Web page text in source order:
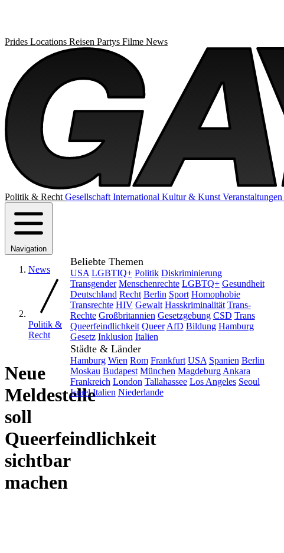
Prides Locations Reisen Partys Filme News
Politik & Recht Gesellschaft International Kultur & Kunst Veranstaltungen
Navigation
News
Politik &
Recht
Neue
Meldestelle
soll
Queerfeindlichkeit
sichtbar
machen
Beliebte Themen
USA LGBTIQ+ Politik Diskriminierung
Transgender Menschenrechte LGBTQ+ Gesundheit
Deutschland Recht Berlin Sport Homophobie
Transrechte HIV Gewalt Hasskriminalität Trans-
Rechte Großbritannien Gesetzgebung CSD Trans
Queerfeindlichkeit Queer AfD Bildung Hamburg
Gesetz Inklusion Italien
Städte & Länder
Hamburg Wien Rom Frankfurt USA Spanien Berlin
Moskau Budapest München Magdeburg Ankara
Frankreich London Tallahassee Los Angeles Seoul
Israel Italien Niederlande